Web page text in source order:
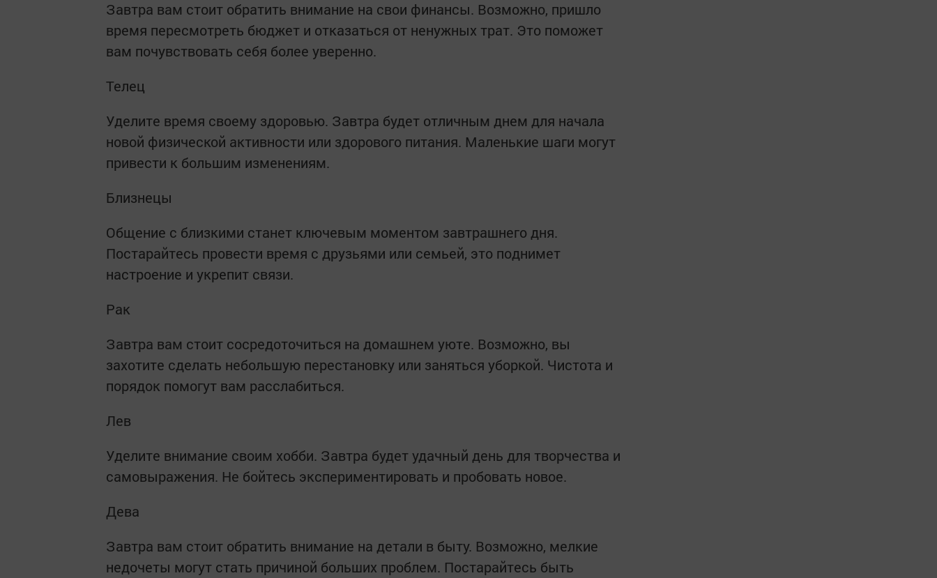
Завтра вам стоит обратить внимание на свои финансы. Возможно, пришло
время пересмотреть бюджет и отказаться от ненужных трат. Это поможет
вам почувствовать себя более уверенно.
Телец
Уделите время своему здоровью. Завтра будет отличным днем для начала
новой физической активности или здорового питания. Маленькие шаги могут
привести к большим изменениям.
Близнецы
Общение с близкими станет ключевым моментом завтрашнего дня.
Постарайтесь провести время с друзьями или семьей, это поднимет
настроение и укрепит связи.
Рак
Завтра вам стоит сосредоточиться на домашнем уюте. Возможно, вы
захотите сделать небольшую перестановку или заняться уборкой. Чистота и
порядок помогут вам расслабиться.
Лев
Уделите внимание своим хобби. Завтра будет удачный день для творчества и
самовыражения. Не бойтесь экспериментировать и пробовать новое.
Дева
Завтра вам стоит обратить внимание на детали в быту. Возможно, мелкие
недочеты могут стать причиной больших проблем. Постарайтесь быть